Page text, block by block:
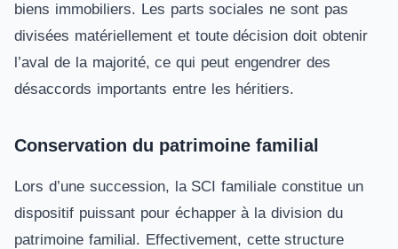
biens immobiliers. Les parts sociales ne sont pas
divisées matériellement et toute décision doit obtenir
l’aval de la majorité, ce qui peut engendrer des
désaccords importants entre les héritiers.
Conservation du patrimoine familial
Lors d’une succession, la SCI familiale constitue un
dispositif puissant pour échapper à la division du
patrimoine familial. Effectivement, cette structure